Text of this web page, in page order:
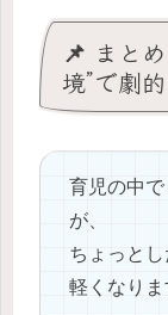
📌 まと
境”で劇
育児の中
が、
ちょっと
軽くなりま